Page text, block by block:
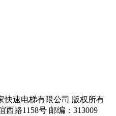
快速电梯有限公司 版权所有
路1158号 邮编：313009